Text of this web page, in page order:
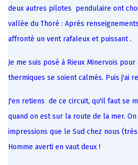
deux autres pilotes pendulaire ont
vallée du Thoré : Après
affronté un vent rafaleux et puissant .
Je me suis posé à Rieux Minervois
thermiques se soient calmés. Puis j'ai
J'en retiens de ce circuit, qu'il faut se
quand on est sur la route de la mer.
impressions que le Sud chez nous
Homme averti en vaut deux !